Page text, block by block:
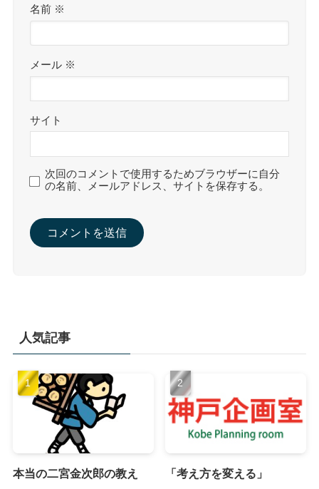
名前 ※
メール ※
サイト
次回のコメントで使用するためブラウザーに自分
の名前、メールアドレス、サイトを保存する。
人気記事
本当の二宮金次郎の教え 「考え方を変える」